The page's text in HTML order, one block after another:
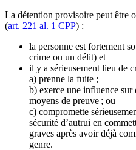
La détention provisoire peut être
(art. 221 al. 1 CPP) :
la personne est fortement
crime ou un délit) et
il y a sérieusement lieu de
a) prenne la fuite ;
b) exerce une influence sur
moyens de preuve ; ou
c) compromette
sécurité d’autrui en
graves après avoir déjà
genre.